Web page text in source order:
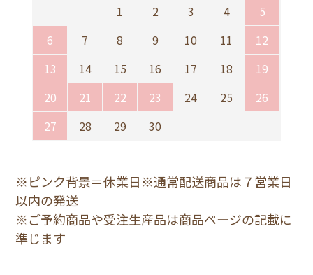
1
2 3 4
5
6
7 8 9 10 11
12
13
14 15 16 17 18
19
20
21 22 23 24 25
26
27
28 29 30
※ピンク背景＝休業日※通常配送商品は７営業日
以内の発送
※ご予約商品や受注生産品は商品ページの記載に
準じます